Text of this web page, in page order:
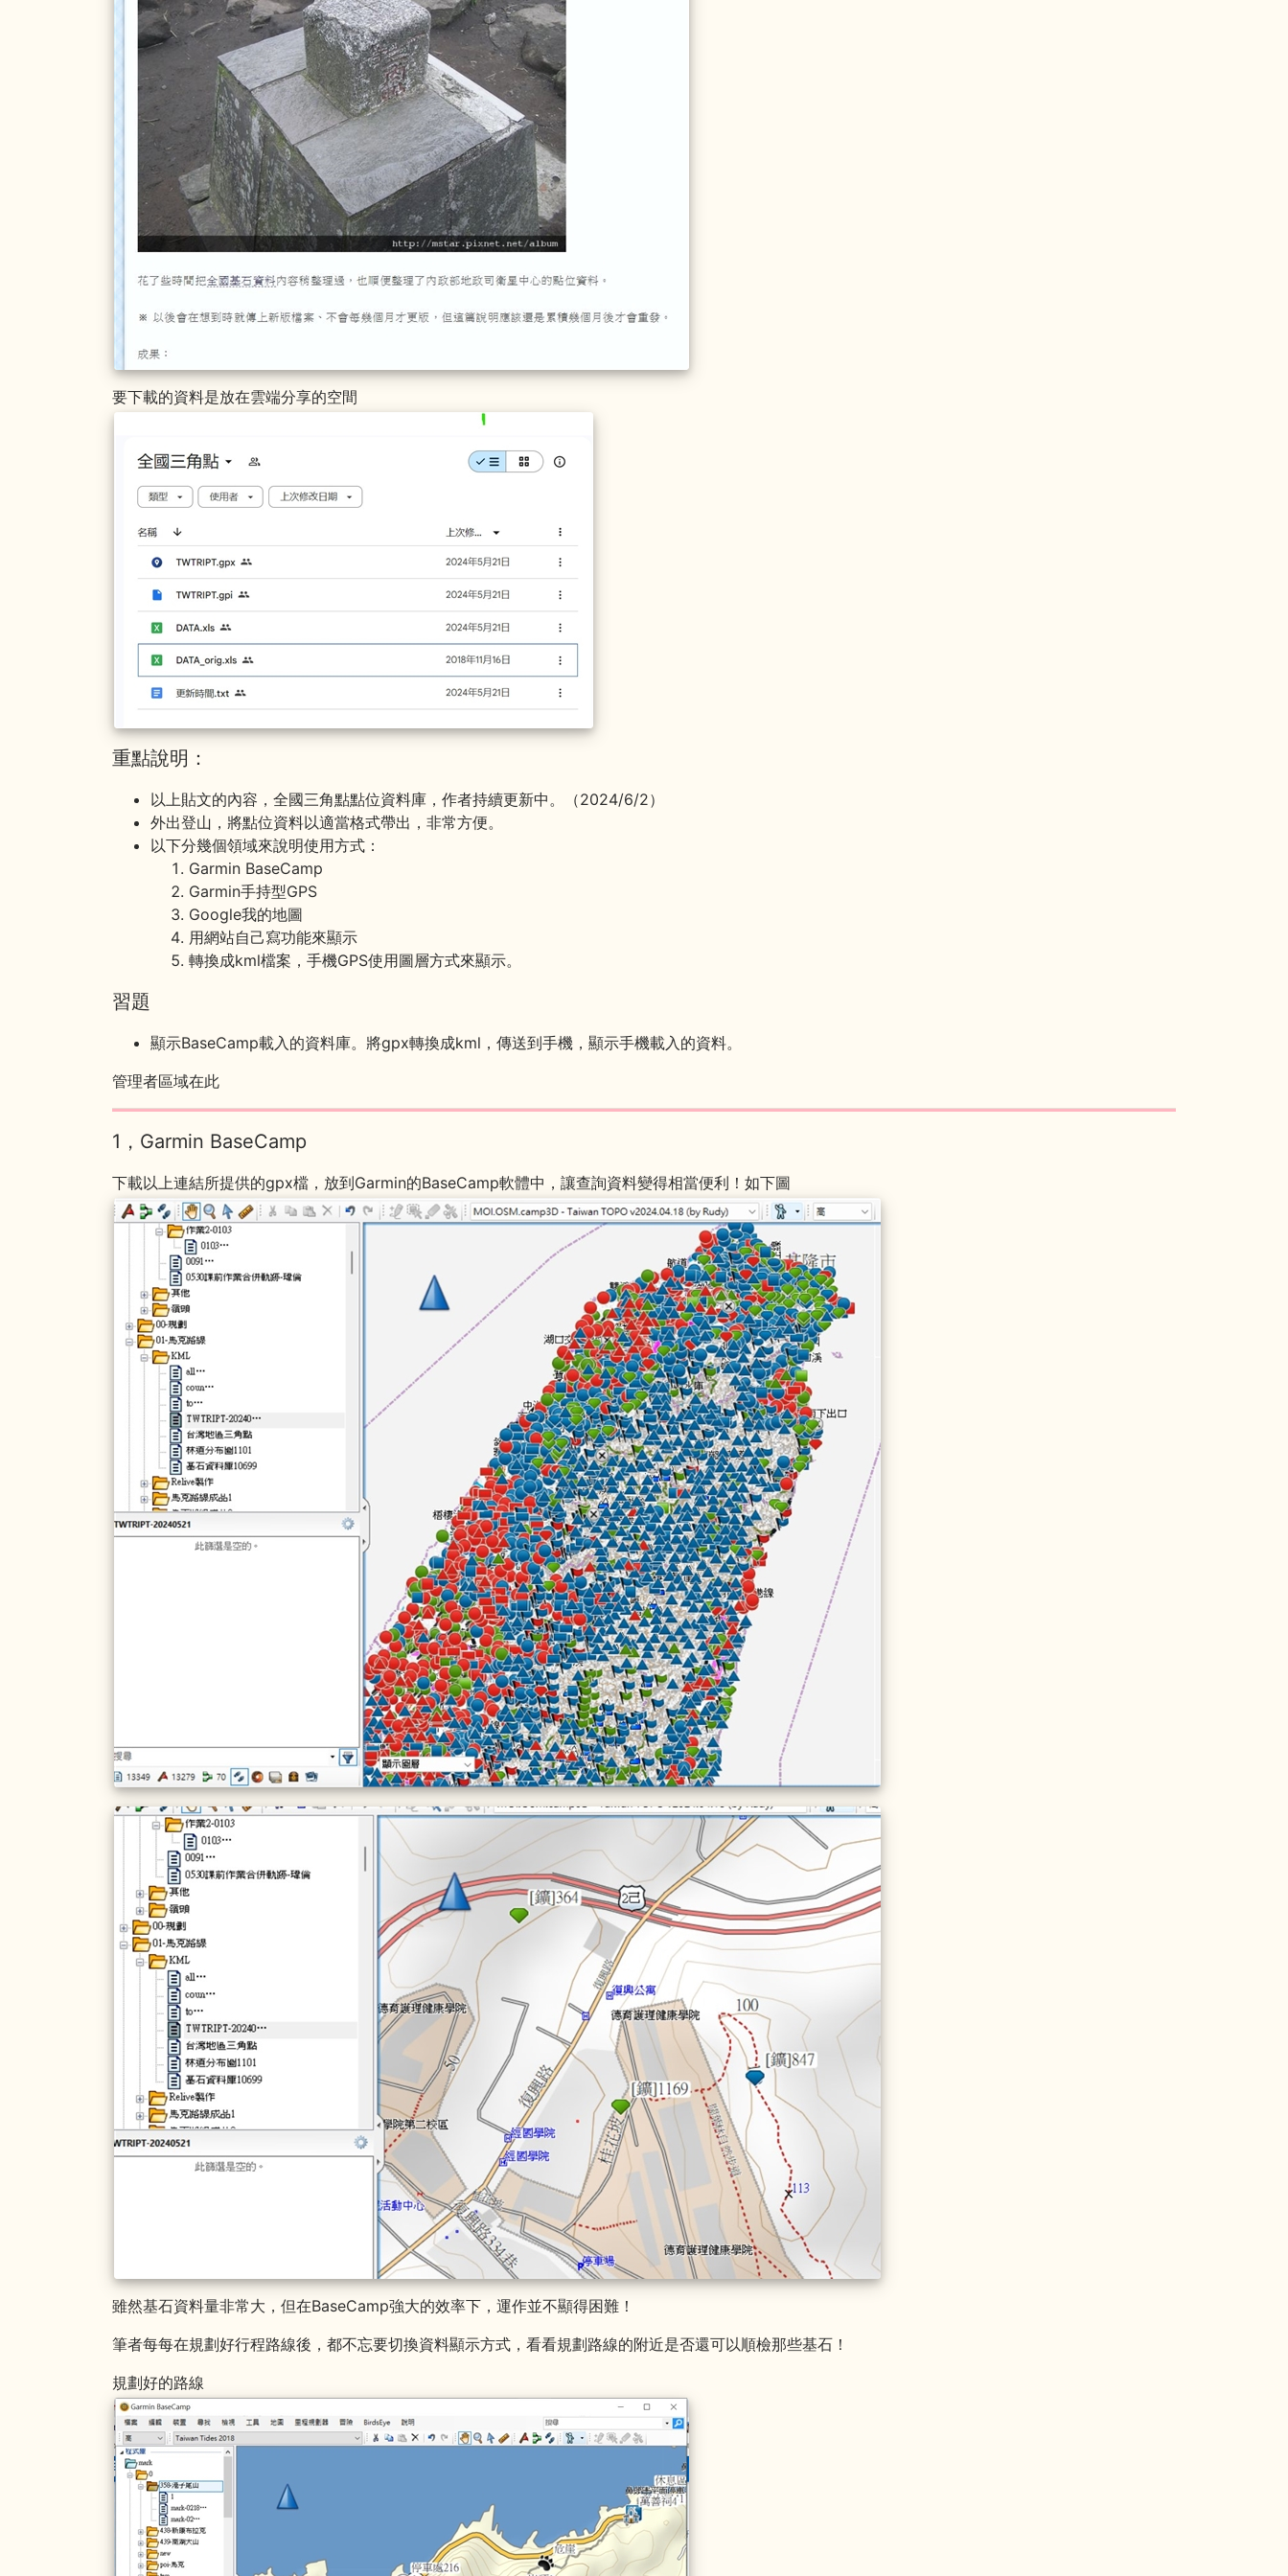
要下載的資料是放在雲端分享的空間
重點說明：
以上貼文的內容，全國三角點點位資料庫，作者持續更新中。（2024/6/2）
外出登山，將點位資料以適當格式帶出，非常方便。
以下分幾個領域來說明使用方式：
Garmin BaseCamp
Garmin手持型GPS
Google我的地圖
用網站自己寫功能來顯示
轉換成kml檔案，手機GPS使用圖層方式來顯示。
習題
顯示BaseCamp載入的資料庫。將gpx轉換成kml，傳送到手機，顯示手機載入的資料。
管理者區域在此
1，Garmin BaseCamp
下載以上連結所提供的gpx檔，放到Garmin的BaseCamp軟體中，讓查詢資料變得相當便利！如下圖
雖然基石資料量非常大，但在BaseCamp強大的效率下，運作並不顯得困難！
筆者每每在規劃好行程路線後，都不忘要切換資料顯示方式，看看規劃路線的附近是否還可以順檢那些基石！
規劃好的路線